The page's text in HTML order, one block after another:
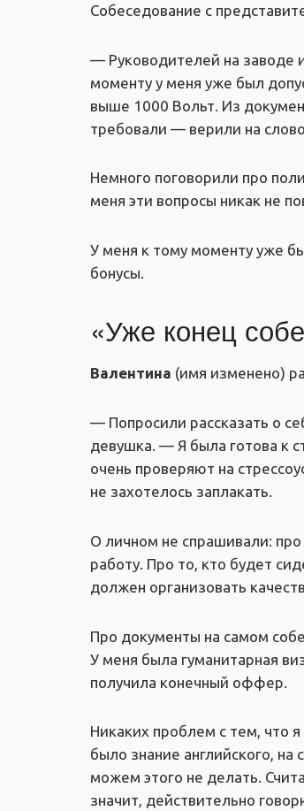
Собеседование с
— Руководителей на заводе
моменту у меня уже был
выше 1000 Вольт. Из
требовали — верили на слово.
Немного поговорили про
меня эти вопросы никак не
У меня к тому моменту уже
бонусы.
«Уже конец
Валентина (имя изменено)
— Попросили рассказать о
девушка. — Я была готова к
очень проверяют на
не захотелось заплакать.
О личном не спрашивали: про
работу. Про то, кто будет
должен организовать
Про документы на самом
У меня была гуманитарная
получила конечный оффер.
Никаких проблем с тем, что
было знание английского, на
можем этого не делать.
значит, действительно